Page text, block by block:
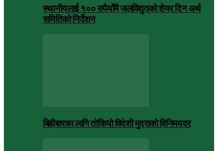
स्थानीयलाई १०० रुपैयाँमै जलविद्युत्‌को शेयर दिन अर्थ
समितिको निर्देशन
बिहीबारका लागि तोकियो विदेशी मुद्राको विनिमयदर